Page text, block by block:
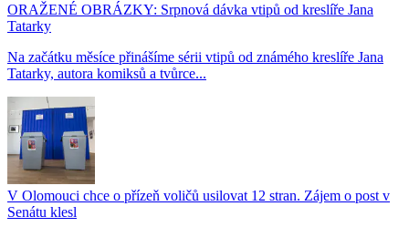
ORAŽENÉ OBRÁZKY: Srpnová dávka vtipů od kreslíře Jana
Tatarky
Na začátku měsíce přinášíme sérii vtipů od známého kreslíře Jana
Tatarky, autora komiksů a tvůrce...
V Olomouci chce o přízeň voličů usilovat 12 stran. Zájem o post v
Senátu klesl